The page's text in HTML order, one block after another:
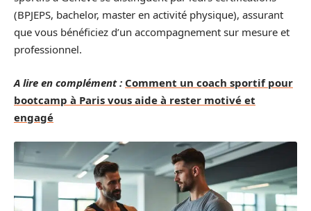
(BPJEPS, bachelor, master en activité physique), assurant
que vous bénéficiez d’un accompagnement sur mesure et
professionnel.
A lire en complément : Comment un coach sportif pour
bootcamp à Paris vous aide à rester motivé et
engagé